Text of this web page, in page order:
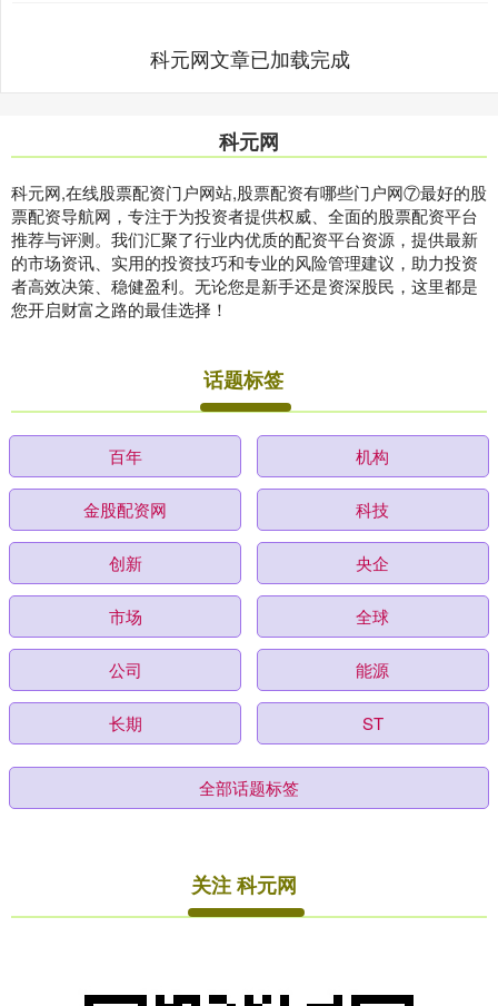
科元网文章已加载完成
科元网
科元网,在线股票配资门户网站,股票配资有哪些门户网⑦最好的股
票配资导航网，专注于为投资者提供权威、全面的股票配资平台
推荐与评测。我们汇聚了行业内优质的配资平台资源，提供最新
的市场资讯、实用的投资技巧和专业的风险管理建议，助力投资
者高效决策、稳健盈利。无论您是新手还是资深股民，这里都是
您开启财富之路的最佳选择！
话题标签
百年 机构
金股配资网 科技
创新 央企
市场 全球
公司 能源
长期 ST
全部话题标签
关注 科元网